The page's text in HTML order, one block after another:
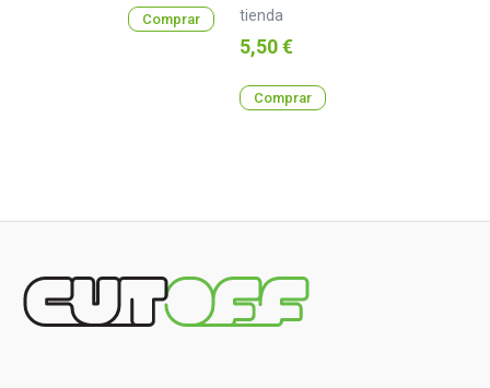
Comprar
tienda
Precio
5,50 €
Comprar